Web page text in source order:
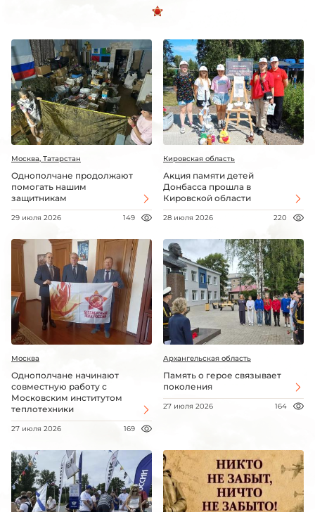
Москва, Татарстан
Однополчане продолжают
помогать нашим
защитникам
29 июля 2026 149
Кировская область
Акция памяти детей
Донбасса прошла в
Кировской области
28 июля 2026 220
Москва
Однополчане начинают
совместную работу с
Московским институтом
теплотехники
27 июля 2026 169
Архангельская область
Память о герое связывает
поколения
27 июля 2026 164